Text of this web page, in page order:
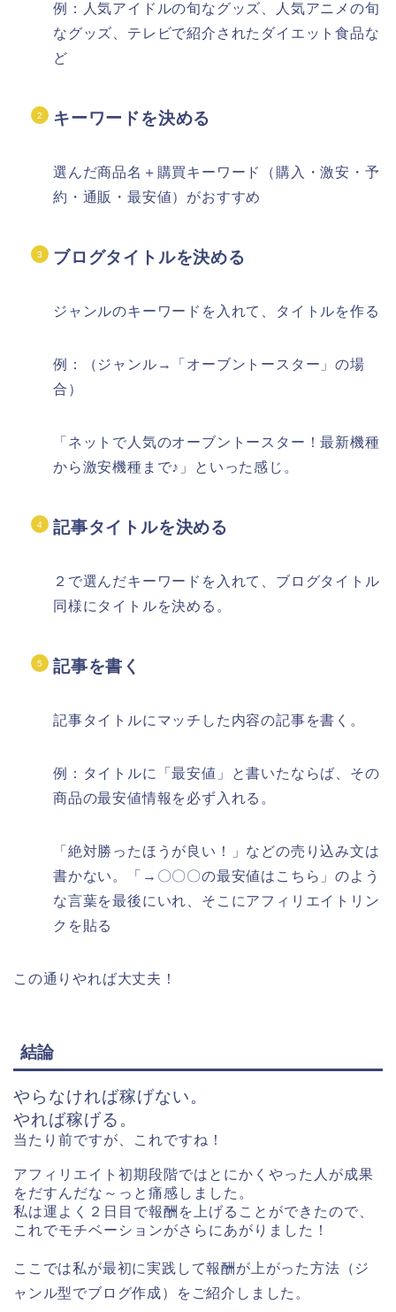
例：人気アイドルの旬なグッズ、人気アニメの旬
なグッズ、テレビで紹介されたダイエット食品な
ど
キーワードを決める
選んだ商品名＋購買キーワード
（購入・激安・予
約・通販・最安値）がおすすめ
ブログタイトルを決める
ジャンルのキーワードを入れて、タイトルを作る
例：（ジャンル→「オーブントースター」の場
合）
「ネットで人気のオーブントースター！最新機種
から激安機種まで♪」といった感じ。
記事タイトルを決める
２で選んだキーワードを入れて、ブログタイトル
同様にタイトルを決める。
記事を書く
記事タイトルにマッチした内容の記事を書く。
例：タイトルに「最安値」と書いたならば、その
商品の最安値情報を必ず入れる。
「絶対勝ったほうが良い！」などの売り込み文は
書かない。「→〇〇〇の最安値はこちら」のよう
な言葉を最後にいれ、そこにアフィリエイトリン
クを貼る
この通りやれば大丈夫！
結論
やらなければ稼げない。
やれば稼げる。
当たり前ですが、これですね！
アフィリエイト初期段階ではとにかくやった人が成果
をだすんだな～っと痛感しました。
私は運よく２日目で報酬を上げることができたので、
これでモチベーションがさらにあがりました！
ここでは私が最初に実践して報酬が上がった方法（ジ
ャンル型でブログ作成）をご紹介しました。